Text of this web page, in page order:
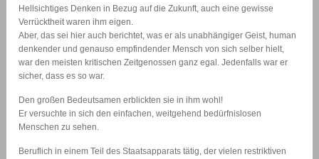
Hellsichtiges Denken in Bezug auf die Zukunft, auch eine gewisse
Verrücktheit waren ihm eigen.
Aber, das sei hier auch berichtet, was er als unabhängiger Geist, human
denkender und genauso empfindender Mensch von sich selber hielt,
war den meisten kritischen Zeitgenossen ganz egal. Jedenfalls war er
sicher, dass es so war.
Den großen Bedeutsamen erblickten sie in ihm wohl!
Er versuchte in sich den einfachen, weitgehend bedürfnislosen
Menschen zu sehen.
Beruflich in einem Teil des Staatsapparats tätig, der vielen restriktiven